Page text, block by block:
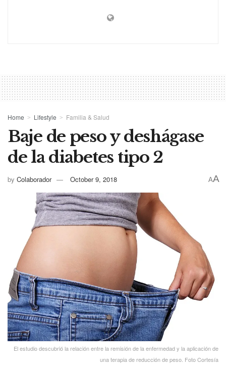
Home Lifestyle Familia & Salud
Baje de peso y deshágase
de la diabetes tipo 2
by Colaborador October 9, 2018 AA
El estudio descubrió la relación entre la remisión de la enfermedad y la aplicación de
una terapia de reducción de peso. Foto Cortesía